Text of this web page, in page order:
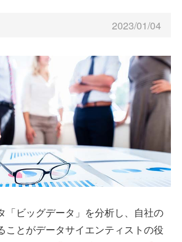
2023/01/04
「ビッグデータ」を分析し、自社の
ことがデータサイエンティストの役